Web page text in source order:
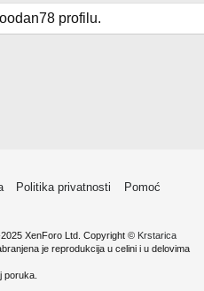
profilu.
Politika privatnosti
Pomoć
XenForo Ltd. Copyright © Krstarica
je reprodukcija u celini i u delovima
poruka.